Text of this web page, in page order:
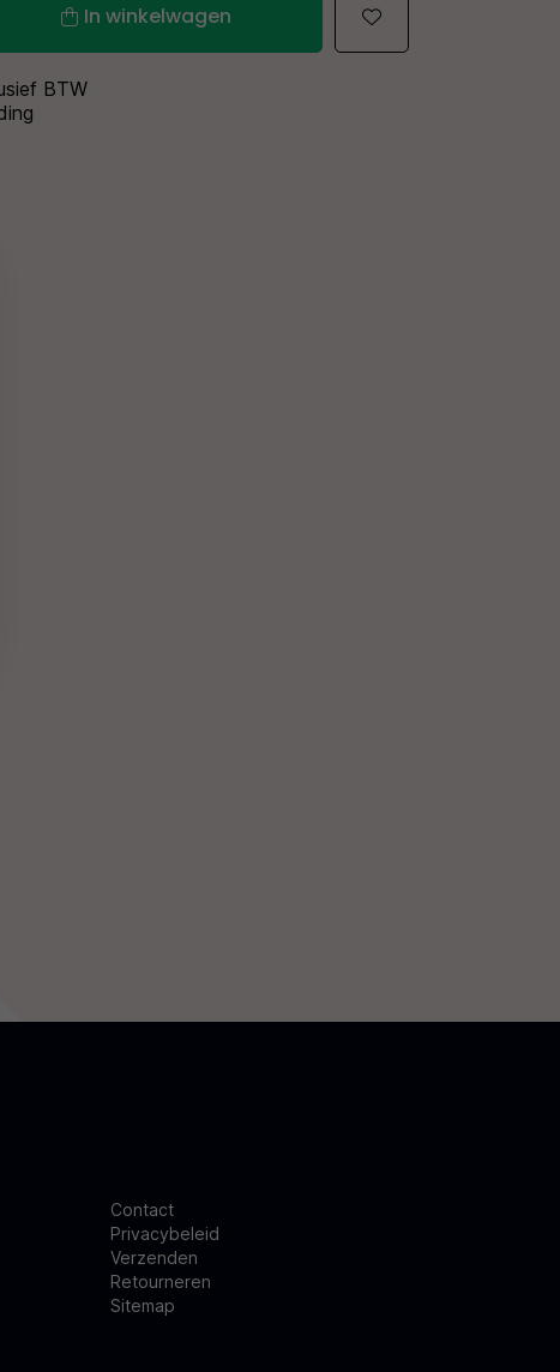
In winkelwagen
BTW
Contact
Privacybeleid
Verzenden
Retourneren
Sitemap